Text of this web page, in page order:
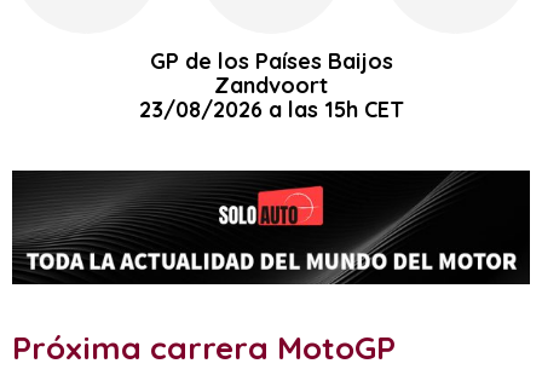
GP de los Países Baijos
Zandvoort
23/08/2026 a las 15h CET
Próxima carrera MotoGP